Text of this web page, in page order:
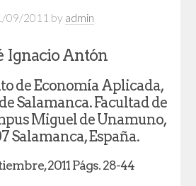
09/2011 by admin
Ignacio Antón
de Economía Aplicada,
Salamanca. Facultad de
Miguel de Unamuno,
Salamanca, España.
2011 Págs. 28-44